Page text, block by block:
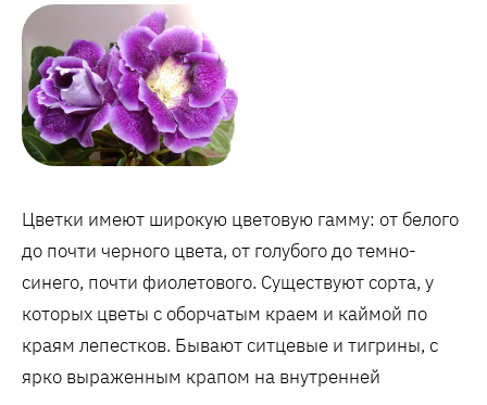
Цветки имеют широкую цветовую гамму: от белого
до почти черного цвета, от голубого до темно-
синего, почти фиолетового. Существуют сорта, у
которых цветы с оборчатым краем и каймой по
краям лепестков. Бывают ситцевые и тигрины, с
ярко выраженным крапом на внутренней